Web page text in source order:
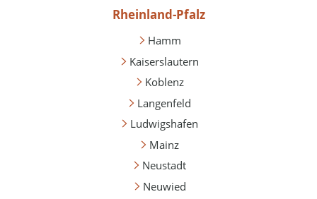
Rheinland-Pfalz
Hamm
Kaiserslautern
Koblenz
Langenfeld
Ludwigshafen
Mainz
Neustadt
Neuwied